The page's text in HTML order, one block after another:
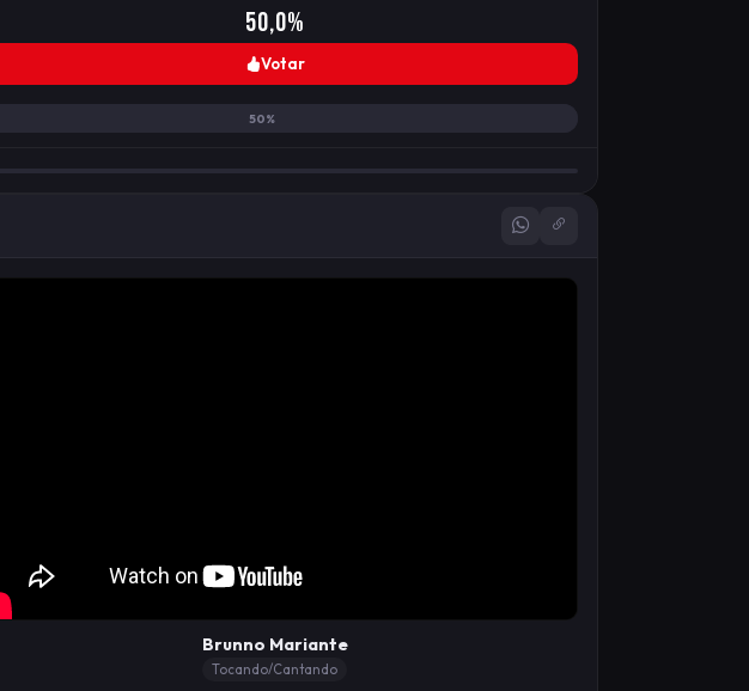
50,0%
Votar
50%
Brunno Mariante
Tocando/Cantando